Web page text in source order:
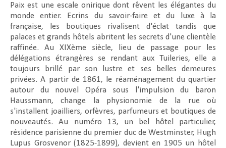
Paix est une escale onirique dont rêvent les élégantes du
monde entier. Ecrins du savoir-faire et du luxe à la
française, les boutiques rivalisent d'éclat tandis que
palaces et grands hôtels abritent les secrets d'une clientèle
raffinée. Au XIXème siècle, lieu de passage pour les
délégations étrangères se rendant aux Tuileries, elle a
toujours brillé par son lustre et ses belles demeures
privées. A partir de 1861, le réaménagement du quartier
autour du nouvel Opéra sous l'impulsion du baron
Haussmann, change la physionomie de la rue où
s'installent joailliers, orfèvres, parfumeurs et boutiques de
nouveautés. Au numéro 13, un bel hôtel particulier,
résidence parisienne du premier duc de Westminster, Hugh
Lupus Grosvenor (1825-1899), devient en 1905 un hôtel